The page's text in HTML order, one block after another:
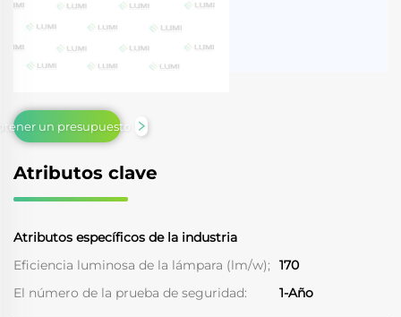
Atributos clave
Atributos específicos de la industria
Eficiencia luminosa de la lámpara (lm/w);
170
El número de la prueba de seguridad:
1-Año
un presupuesto